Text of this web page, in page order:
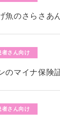
魚のさらさあ
者さん向け
のマイナ保険
者さん向け